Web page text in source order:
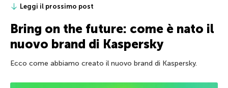
Leggi il prossimo post
Bring on the future: come è nato il
nuovo brand di Kaspersky
Ecco come abbiamo creato il nuovo brand di Kaspersky.